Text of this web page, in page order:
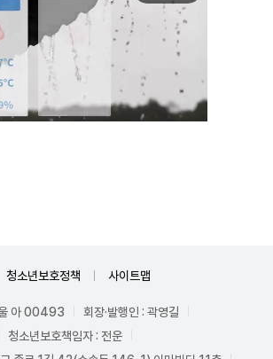
청소년보호정책 사이트맵
울 아 00493
회장·발행인 : 곽영길
청소년보호책임자 : 전운